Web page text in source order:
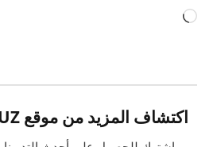
جاري
اكتشاف المزيد من موقع UZ للعقار والاستثمار